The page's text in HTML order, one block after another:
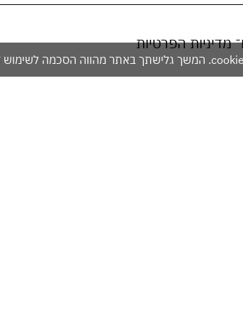
מדיניות הפרטיות